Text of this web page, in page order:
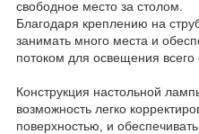
свободное место за столом.
Благодаря креплению на
занимать много места и
потоком для освещения всего
Конструкция настольной
возможность легко
поверхностью, и